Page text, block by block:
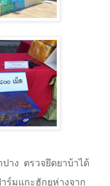
าง ตรวจยึดยาบ้าได้
ร์มแกะฮักยูห่างจาก